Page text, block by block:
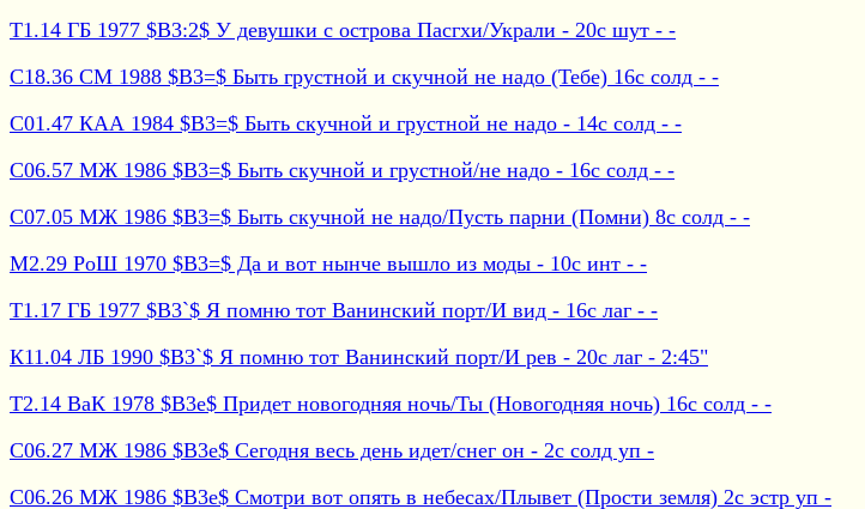
Т1.14 ГБ 1977 $B3:2$ У девушки с острова Пасгхи/Украли - 20с шут - -
С18.36 СМ 1988 $B3=$ Быть грустной и скучной не надо (Тебе) 16с солд - -
С01.47 КАА 1984 $B3=$ Быть скучной и грустной не надо - 14с солд - -
С06.57 МЖ 1986 $B3=$ Быть скучной и грустной/не надо - 16с солд - -
С07.05 МЖ 1986 $B3=$ Быть скучной не надо/Пусть парни (Помни) 8с солд - -
М2.29 РоШ 1970 $B3=$ Да и вот нынче вышло из моды - 10с инт - -
Т1.17 ГБ 1977 $B3`$ Я помню тот Ванинский порт/И вид - 16с лаг - -
К11.04 ЛБ 1990 $B3`$ Я помню тот Ванинский порт/И рев - 20с лаг - 2:45"
Т2.14 ВаК 1978 $B3e$ Придет новогодняя ночь/Ты (Новогодняя ночь) 16с солд - -
С06.27 МЖ 1986 $B3e$ Сегодня весь день идет/снег он - 2с солд уп -
С06.26 МЖ 1986 $B3e$ Смотри вот опять в небесах/Плывет (Прости земля) 2с эстр уп -